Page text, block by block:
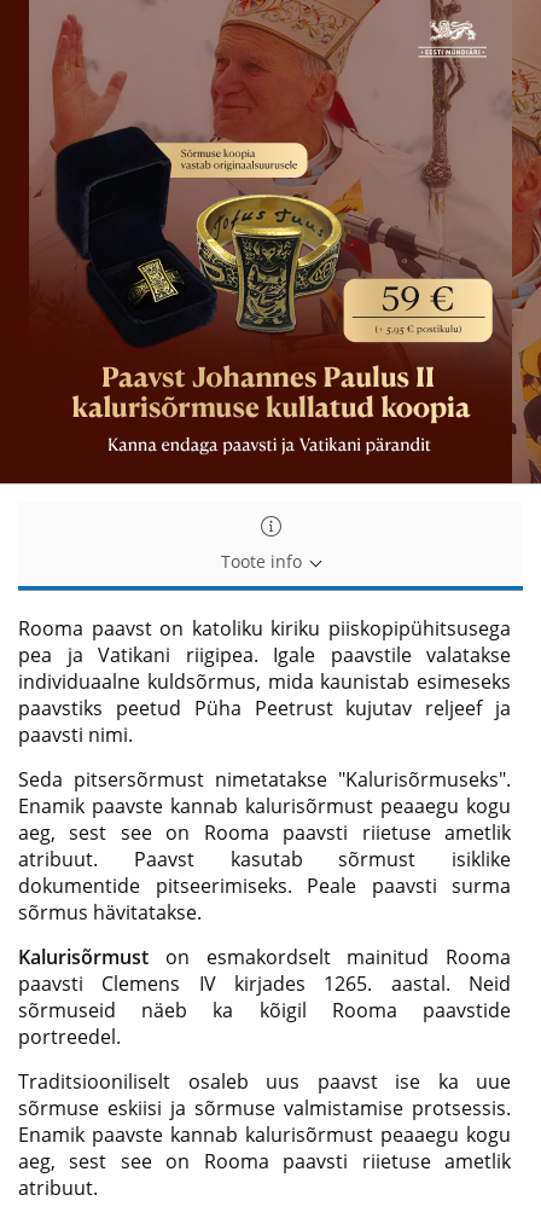
Paavst
Johannes
Paulus
sõrmuse
kullatud
koopia
Paavst
Johannes
Paulus
sõrmuse
kullatud
koopia
Toote info
Rooma paavst on katoliku kiriku piiskopipühitsusega
pea ja Vatikani riigipea. Igale paavstile valatakse
individuaalne kuldsõrmus, mida kaunistab esimeseks
paavstiks peetud Püha Peetrust kujutav reljeef ja
paavsti nimi.
Seda pitsersõrmust nimetatakse "Kalurisõrmuseks".
Enamik paavste kannab kalurisõrmust peaaegu kogu
aeg, sest see on Rooma paavsti riietuse ametlik
atribuut. Paavst kasutab sõrmust isiklike
dokumentide pitseerimiseks. Peale paavsti surma
sõrmus hävitatakse.
Kalurisõrmust on esmakordselt mainitud Rooma
paavsti Clemens IV kirjades 1265. aastal. Neid
sõrmuseid näeb ka kõigil Rooma paavstide
portreedel.
Traditsiooniliselt osaleb uus paavst ise ka uue
sõrmuse eskiisi ja sõrmuse valmistamise protsessis.
Enamik paavste kannab kalurisõrmust peaaegu kogu
aeg, sest see on Rooma paavsti riietuse ametlik
atribuut.